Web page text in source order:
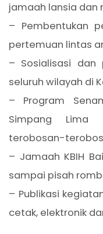
jamaah lansia dan
– Pembentukan
pertemuan lintas
– Sosialisasi
seluruh wilayah di
– Program
Simpang Lima
terobosan-
– Jamaah KBIH
sampai pisah
– Publikasi
cetak, elektronik